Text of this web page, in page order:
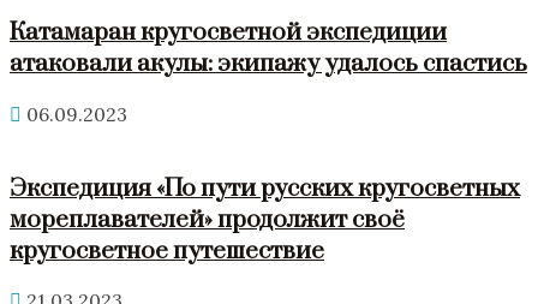
Катамаран кругосветной экспедиции
атаковали акулы: экипажу удалось спастись
06.09.2023
Экспедиция «По пути русских кругосветных
мореплавателей» продолжит своё
кругосветное путешествие